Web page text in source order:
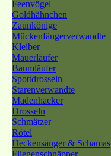
Feenvögel
Goldhähnchen
Zaunkönige
Mückenfängerverwandte
Kleiber
Mauerläufer
Baumläufer
Spottdrosseln
Starenverwandte
Madenhacker
Drosseln
Schmätzer
Rötel
Heckensänger & Schamas
Fliegenschnäpper